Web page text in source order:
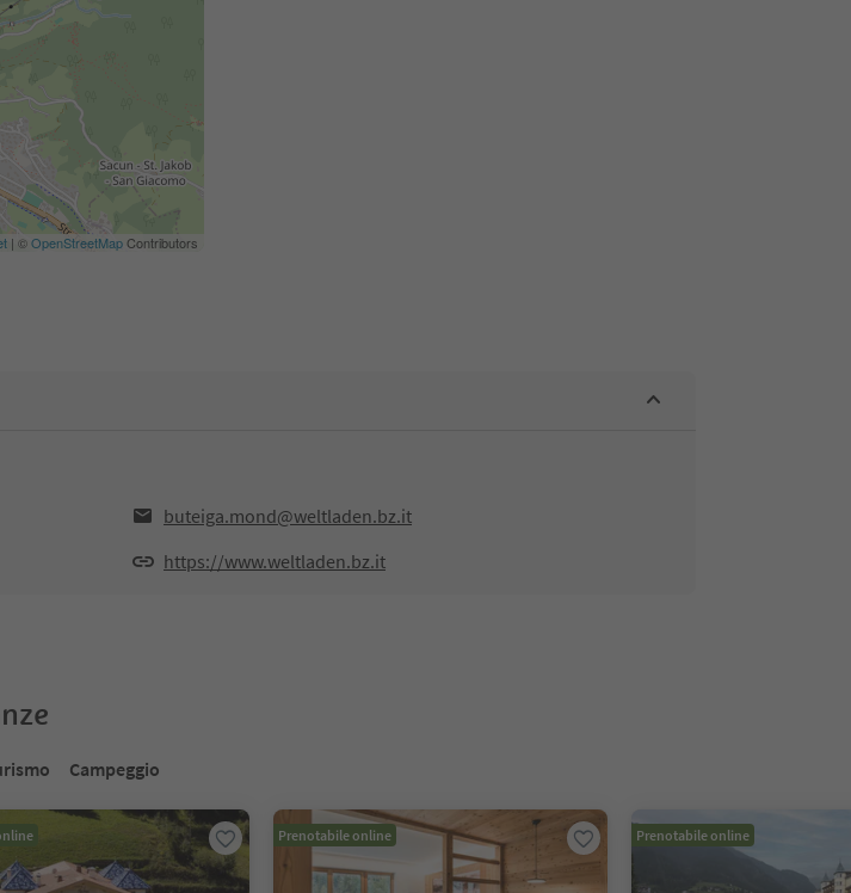
| ©OpenStreetMapContributors
buteiga.mond@weltladen.bz.it
https://www.weltladen.bz.it
Campeggio
Prenotabile online Prenotabile online